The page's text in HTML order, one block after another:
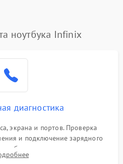
ноутбука Infinix
диагностика
экрана и портов. Проверка
и подключение зарядного
тока с помощью
для локализации проблемы.